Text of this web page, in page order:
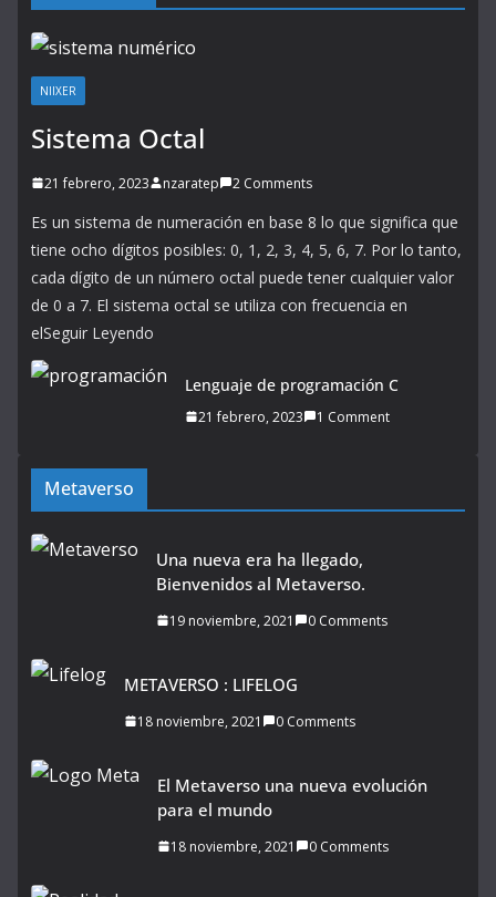
NIIXER
Sistema Octal
21 febrero, 2023 nzaratep 2 Comments
Es un sistema de numeración en base 8 lo que significa que
tiene ocho dígitos posibles: 0, 1, 2, 3, 4, 5, 6, 7. Por lo tanto,
cada dígito de un número octal puede tener cualquier valor
de 0 a 7. El sistema octal se utiliza con frecuencia en
elSeguir Leyendo
Lenguaje de programación C
21 febrero, 2023 1 Comment
Metaverso
Una nueva era ha llegado,
Bienvenidos al Metaverso.
19 noviembre, 2021 0 Comments
METAVERSO : LIFELOG
18 noviembre, 2021 0 Comments
El Metaverso una nueva evolución
para el mundo
18 noviembre, 2021 0 Comments